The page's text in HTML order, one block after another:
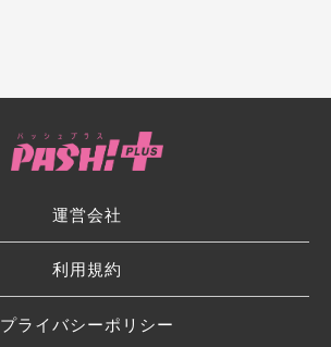
運営会社
利用規約
プライバシーポリシー